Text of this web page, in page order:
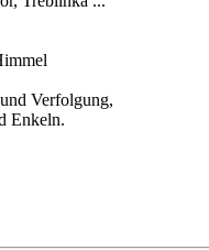
Verfolgung,
Enkeln.